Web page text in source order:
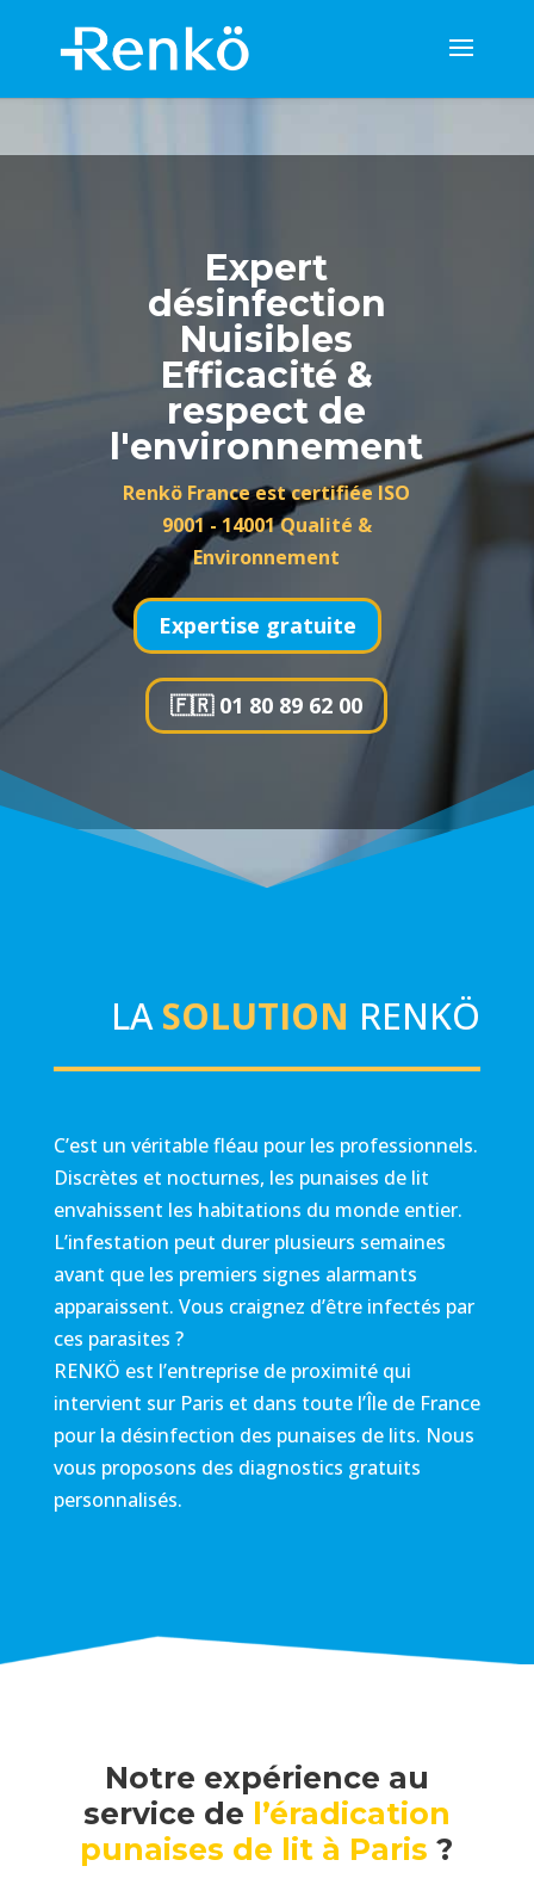
Expert
désinfection
Nuisibles
Efficacité &
respect de
l'environnement
Renkö France est certifiée ISO
9001 - 14001 Qualité &
Environnement
Expertise gratuite
🇫🇷 01 80 89 62 00
LASOLUTION RENKÖ
C’est un véritable fléau pour les professionnels.
Discrètes et nocturnes, les punaises de lit
envahissent les habitations du monde entier.
L’infestation peut durer plusieurs semaines
avant que les premiers signes alarmants
apparaissent. Vous craignez d’être infectés par
ces parasites ?
RENKÖ est l’entreprise de proximité qui
intervient sur Paris et dans toute l’Île de France
pour la désinfection des punaises de lits. Nous
vous proposons des diagnostics gratuits
personnalisés.
Notre expérience au
service de l’éradication
punaises de lit à Paris?